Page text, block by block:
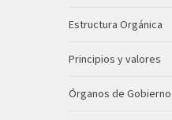
Estructura Orgánica
Principios y valores
Órganos de Gobierno